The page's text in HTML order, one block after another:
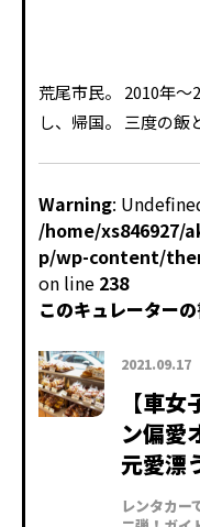
荒尾市民。 2010年
し、帰国。 三度の飯
Warning:
/home/
p/wp-content/
on line 238
このキュレーター
2021.09.17
【車女
ン偏愛
元愛漂
レンタカー